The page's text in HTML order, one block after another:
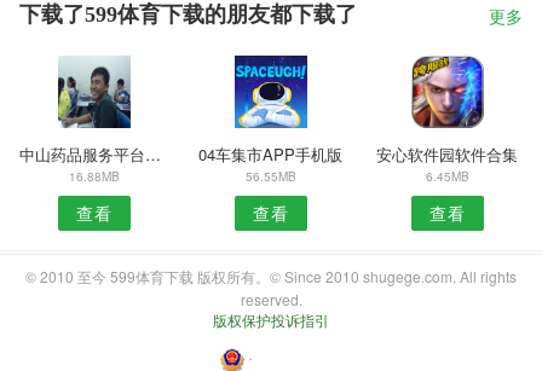
下载了599体育下载的朋友都下载了 更多
中山药品服务平台APP
16.88MB
查看
04车集市APP手机版
56.55MB
查看
安心软件园软件合集
6.45MB
查看
© 2010 至今 599体育下载 版权所有。© Since 2010 shugege.com. All rights
reserved.
版权保护投诉指引
・